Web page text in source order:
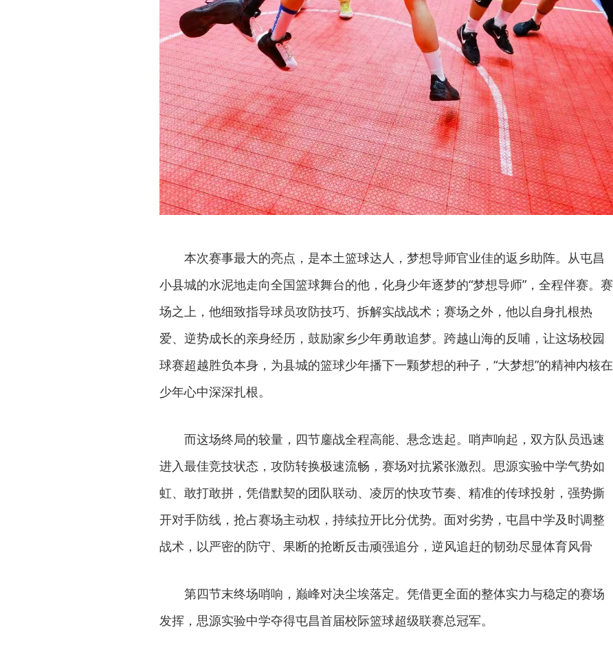
本次赛事最大的亮点，是本土篮球达人，梦想导师官业佳的返乡助阵。从屯昌
小县城的水泥地走向全国篮球舞台的他，化身少年逐梦的“梦想导师”，全程伴赛。赛
场之上，他细致指导球员攻防技巧、拆解实战战术；赛场之外，他以自身扎根热
爱、逆势成长的亲身经历，鼓励家乡少年勇敢追梦。跨越山海的反哺，让这场校园
球赛超越胜负本身，为县城的篮球少年播下一颗梦想的种子，“大梦想”的精神内核在
少年心中深深扎根。
而这场终局的较量，四节鏖战全程高能、悬念迭起。哨声响起，双方队员迅速
进入最佳竞技状态，攻防转换极速流畅，赛场对抗紧张激烈。思源实验中学气势如
虹、敢打敢拼，凭借默契的团队联动、凌厉的快攻节奏、精准的传球投射，强势撕
开对手防线，抢占赛场主动权，持续拉开比分优势。面对劣势，屯昌中学及时调整
战术，以严密的防守、果断的抢断反击顽强追分，逆风追赶的韧劲尽显体育风骨
第四节末终场哨响，巅峰对决尘埃落定。凭借更全面的整体实力与稳定的赛场
发挥，思源实验中学夺得屯昌首届校际篮球超级联赛总冠军。